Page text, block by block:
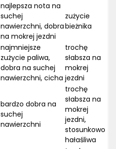
najlepsza nota na
suchej
nawierzchni, dobra
na mokrej jezdni
zużycie
bieżnika
najmniejsze
zużycie paliwa,
dobra na suchej
nawierzchni, cicha
trochę
słabsza na
mokrej
jezdni
bardzo dobra na
suchej
nawierzchni
trochę
słabsza na
mokrej
jezdni,
stosunkowo
hałaśliwa